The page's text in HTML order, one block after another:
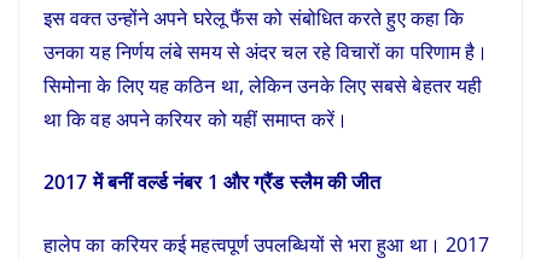
इस वक्त उन्होंने अपने घरेलू फैंस को संबोधित करते हुए कहा कि
उनका यह निर्णय लंबे समय से अंदर चल रहे विचारों का परिणाम है।
सिमोना के लिए यह कठिन था, लेकिन उनके लिए सबसे बेहतर यही
था कि वह अपने करियर को यहीं समाप्त करें।
2017 में बनीं वर्ल्ड नंबर 1 और ग्रैंड स्लैम की जीत
हालेप का करियर कई महत्वपूर्ण उपलब्धियों से भरा हुआ था। 2017